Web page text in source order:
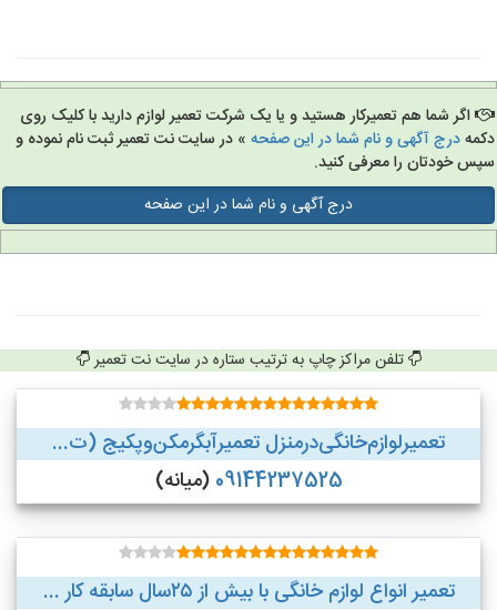
اگر شما هم تعمیرکار هستید و یا یک شرکت تعمیر لوازم دارید با کلیک روی
درج آگهی و نام شما در این صفحه» در سایت نت تعمیر ثبت نام نموده و
خودتان را معرفی کنید.
درج آگهی و نام شما در این صفحه
تلفن مراکز چاپ به ترتیب ستاره در سایت نت تعمیر
تعمیر‌لوازم‌‌خانگی‌در‌منزل‌ تعمیر‌آبگرمکن‌وپکیج (ت...
09144237525(میانه)
تعمیر انواع لوازم خانگی با بیش از ۲۵سال سابقه کار ...